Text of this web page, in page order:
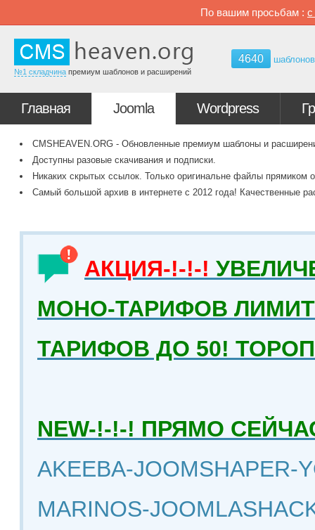
По вашим просьбам : с
№1 складчина премиум шаблонов и расширений
4640 шаблонов
Главная Joomla Wordpress
CMSHEAVEN.ORG - Обновленные премиум шаблоны и
Доступны разовые скачивания и подписки.
Никаких скрытых ссылок. Только оригинальне файлы прямиком
Самый большой архив в интернете с 2012 года! Качественные
АКЦИЯ-!-!-!
МОНО-ТАРИФОВ
ТАРИФОВ ДО 50!
NEW-!-!-! ПРЯМО
AKEEBA-JOOMSHAPER-
MARINOS-